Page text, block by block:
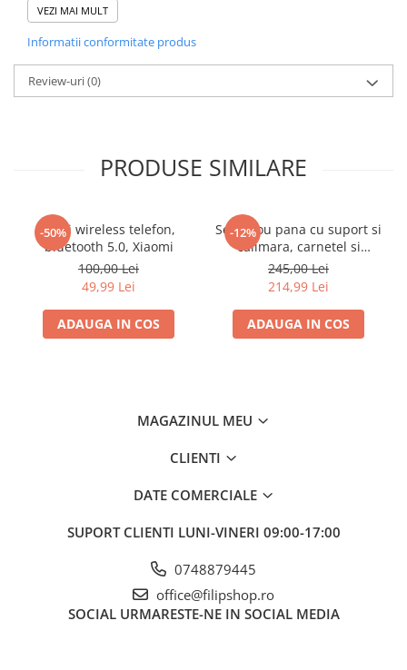
5. Convenabil și sigur - pentru a tăia gura sigilată pe
NU vă rănește mâinile.
Conținutul produsului:
VEZI MAI MULT
Informatii conformitate produs
Review-uri(0)
PRODUSE SIMILARE
-50%
Casti wireless telefon,
bluetooth 5.0, Xiaomi
100,00 Lei
49,99 Lei
ADAUGA IN COS
-12%
Set stilou pana cu suport si
calimara, carnetel si
stampila, tip cadou
245,00 Lei
214,99 Lei
ADAUGA IN COS
MAGAZINUL MEU
CLIENTI
DATE COMERCIALE
SUPORT CLIENTI LUNI-VINERI 09:00-17:00
0748879445
office@filipshop.ro
SOCIAL URMARESTE-NE IN SOCIAL MEDIA